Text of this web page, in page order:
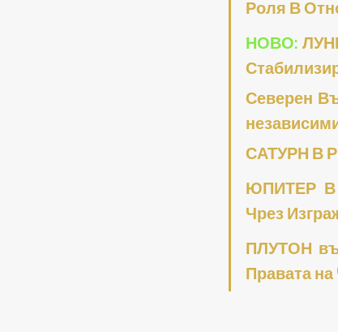
Роля В
НОВО:
Северен
САТУРН В
ЮПИТЕР В
Чрез
ПЛУТОН
Правата